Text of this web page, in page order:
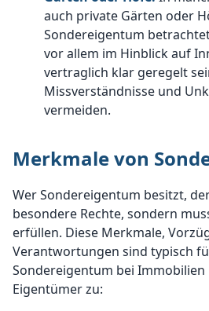
auch private Gärten oder
Sondereigentum
vor allem im Hinblick auf
vertraglich klar geregelt
Missverständnisse und
vermeiden.
Merkmale von
Wer Sondereigentum besitzt,
besondere Rechte, sondern
erfüllen. Diese Merkmale,
Verantwortungen sind typisch
Sondereigentum bei
Eigentümer zu: